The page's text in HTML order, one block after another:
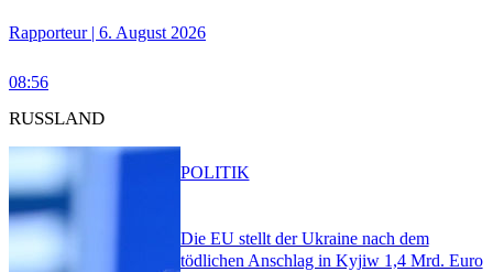
Rapporteur | 6. August 2026
08:56
RUSSLAND
Die EU stellt der Ukraine nach dem
tödlichen Anschlag in Kyjiw 1,4 Mrd. Euro
POLITIK